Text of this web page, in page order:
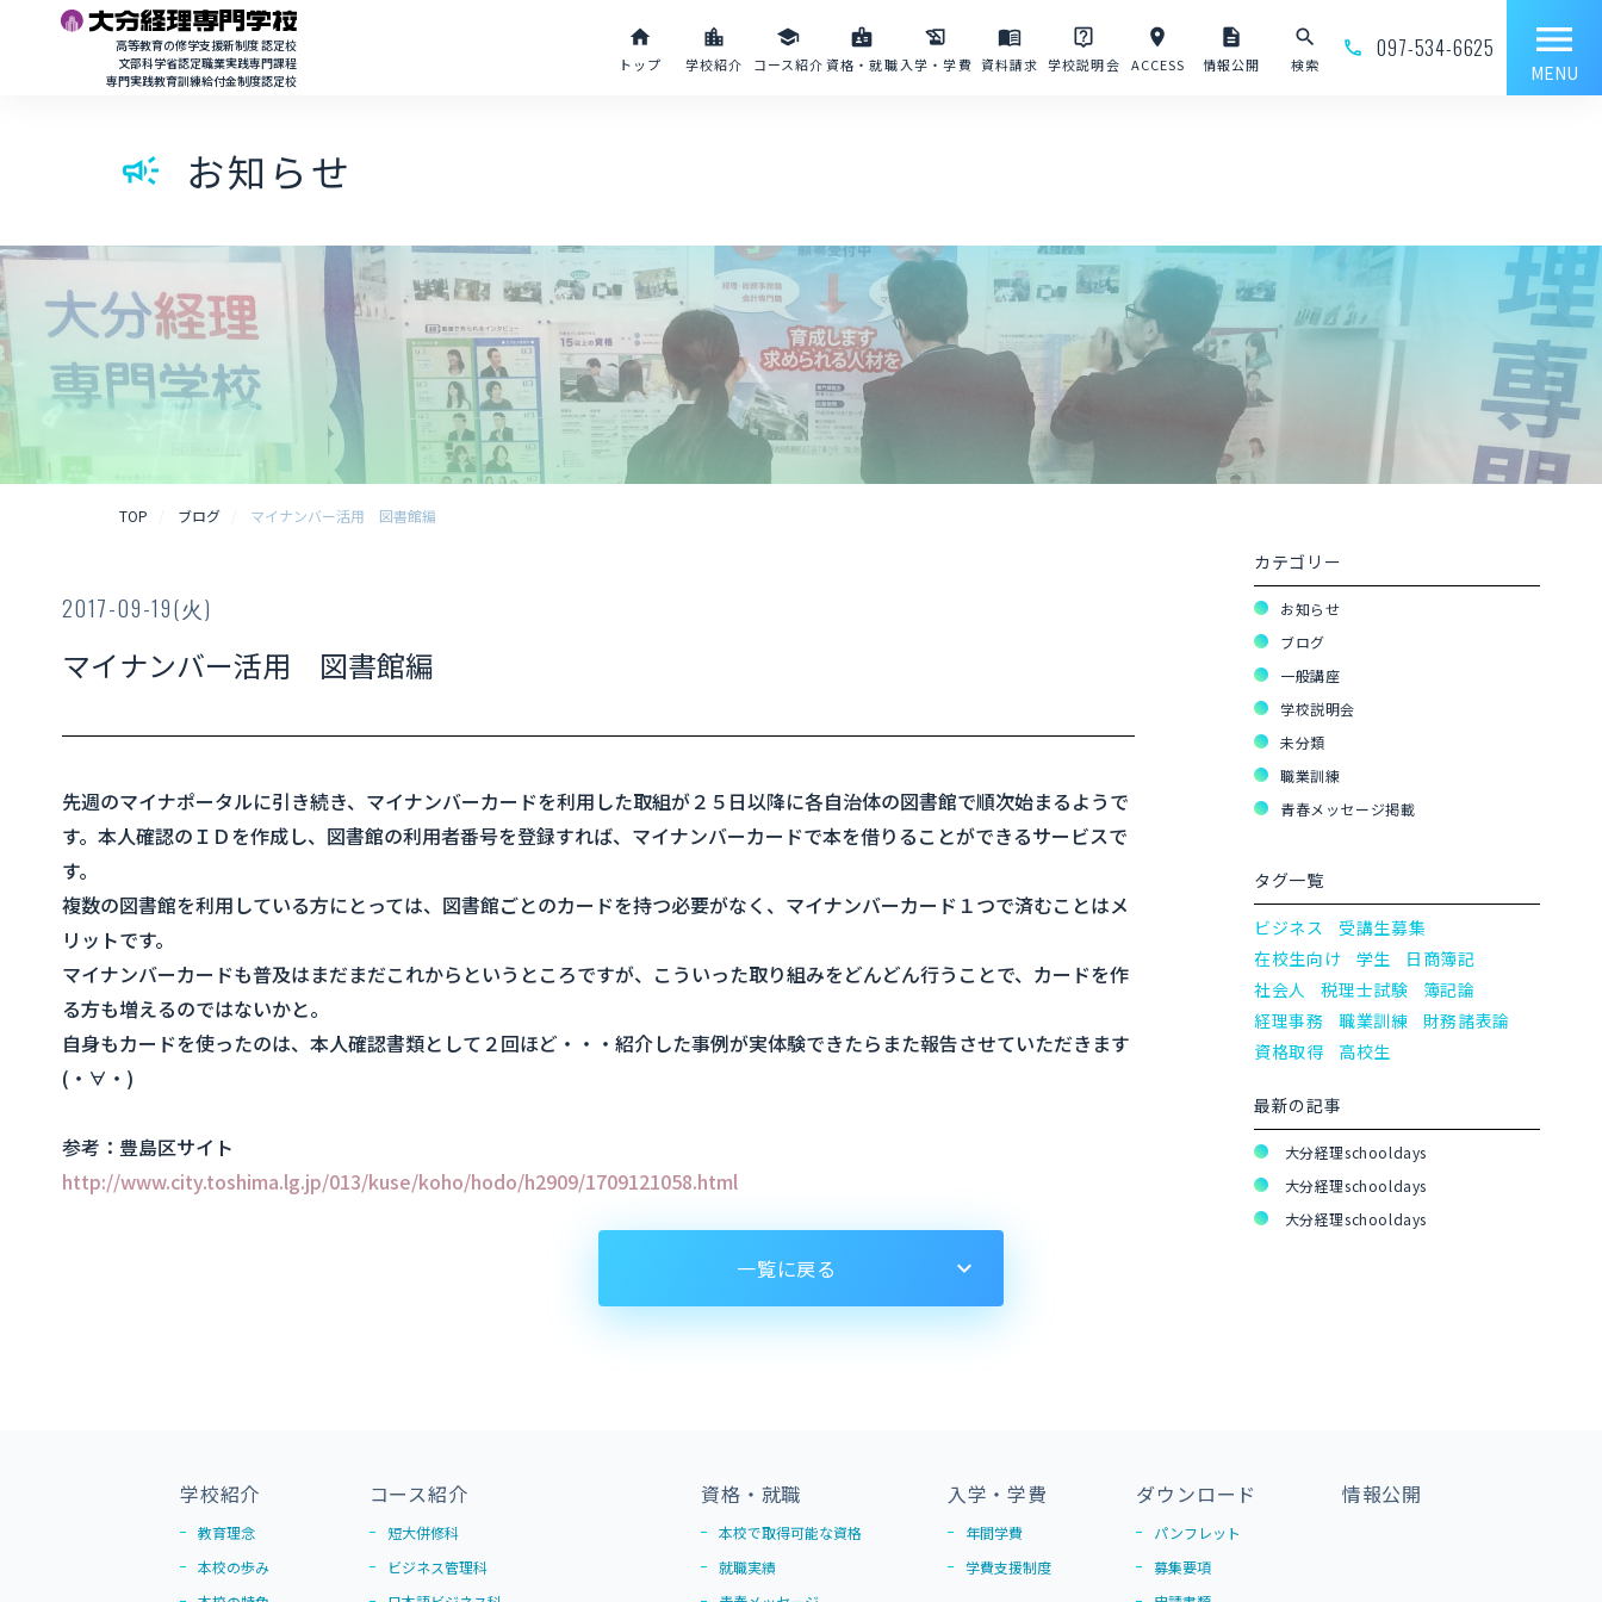
高等教育の修学支援新制度 認定校
文部科学省認定職業実践専門課程
専門実践教育訓練給付金制度認定校
home
トップ
location_city
学校紹介
school
コース紹介
badge
資格・就職
history_edu
入学・学費
menu_book
資料請求
live_help
学校説明会
place
ACCESS
description
情報公開
search
検索
phone_outline
097-534-6625 menu
MENU
campaign お知らせ
TOP ブログ マイナンバー活用 図書館編
2017-09-19(火)
マイナンバー活用 図書館編
先週のマイナポータルに引き続き、マイナンバーカードを利用した取組が２５日以降に各自治体の図書館で順次始まるようで
す。本人確認のＩＤを作成し、図書館の利用者番号を登録すれば、マイナンバーカードで本を借りることができるサービスで
す。
複数の図書館を利用している方にとっては、図書館ごとのカードを持つ必要がなく、マイナンバーカード１つで済むことはメ
リットです。
マイナンバーカードも普及はまだまだこれからというところですが、こういった取り組みをどんどん行うことで、カードを作
る方も増えるのではないかと。
自身もカードを使ったのは、本人確認書類として２回ほど・・・紹介した事例が実体験できたらまた報告させていただきます
(・∀・)
参考：豊島区サイト
http://www.city.toshima.lg.jp/013/kuse/koho/hodo/h2909/1709121058.html
カテゴリー
お知らせ
ブログ
一般講座
学校説明会
未分類
職業訓練
青春メッセージ掲載
タグ一覧
ビジネス
受講生募集
在校生向け
学生
日商簿記
社会人
税理士試験
簿記論
経理事務
職業訓練
財務諸表論
資格取得
高校生
最新の記事
大分経理schooldays
大分経理schooldays
大分経理schooldays
一覧に戻る
学校紹介
教育理念
本校の歩み
コース紹介
短大併修科
ビジネス管理科
資格・就職
本校で取得可能な資格
就職実績
入学・学費
年間学費
学費支援制度
ダウンロード
パンフレット
募集要項
情報公開